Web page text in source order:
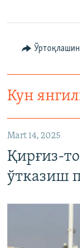
Кун
Mart 14, 2025
Қирғиз-
ўтказиш